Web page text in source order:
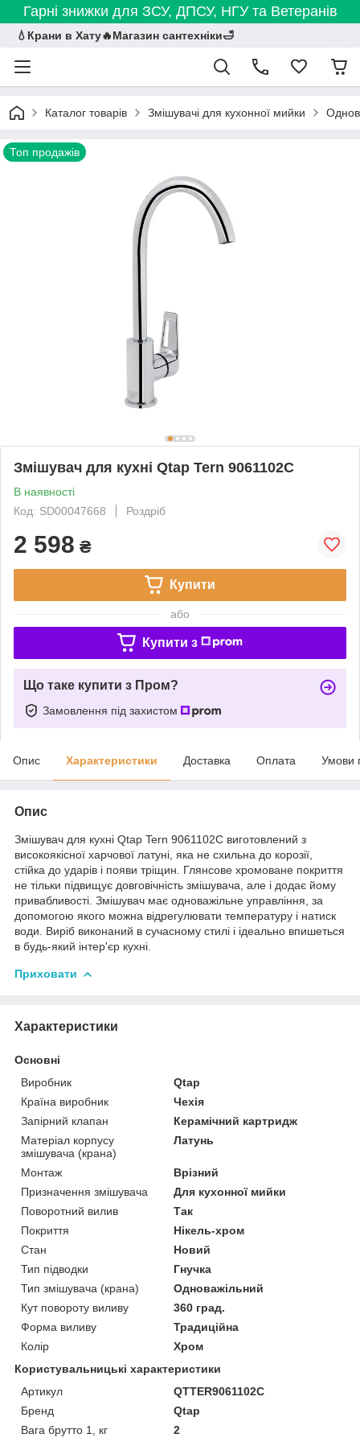
Гарні знижки для ЗСУ, ДПСУ, НГУ та Ветеранів
💧Крани в Хату🔥Магазин сантехніки🛁
Каталог товарів Змішувачі для кухонної мийки
Топ продажів
Змішувач для кухні Qtap Tern 9061102C
В наявності
Код: SD00047668
Роздріб
2 598 ₴
Купити
або
Купити з
Що таке купити з Пром?
Замовлення під захистом
Опис Характеристики Доставка Оплата Умови
Опис
Змішувач для кухні Qtap Tern 9061102C виготовлений з
високоякісної харчової латуні, яка не схильна до корозії,
стійка до ударів і появи тріщин. Глянсове хромоване покриття
не тільки підвищує довговічність змішувача, але і додає йому
привабливості. Змішувач має одноважільне управління, за
допомогою якого можна відрегулювати температуру і натиск
води. Виріб виконаний в сучасному стилі і ідеально впишеться
в будь-який інтер'єр кухні.
Приховати
Характеристики
Основні
Виробник
Qtap
Країна виробник
Чехія
Запірний клапан
Керамічний картридж
Матеріал корпусу
змішувача (крана)
Латунь
Монтаж
Врізний
Призначення змішувача
Для кухонної мийки
Поворотний вилив
Так
Покриття
Нікель-хром
Стан
Новий
Тип підводки
Гнучка
Тип змішувача (крана)
Одноважільний
Кут повороту виливу
360 град.
Форма виливу
Традиційна
Колір
Хром
Користувальницькі характеристики
Артикул
QTTER9061102C
Бренд
Qtap
Вага брутто 1, кг
2